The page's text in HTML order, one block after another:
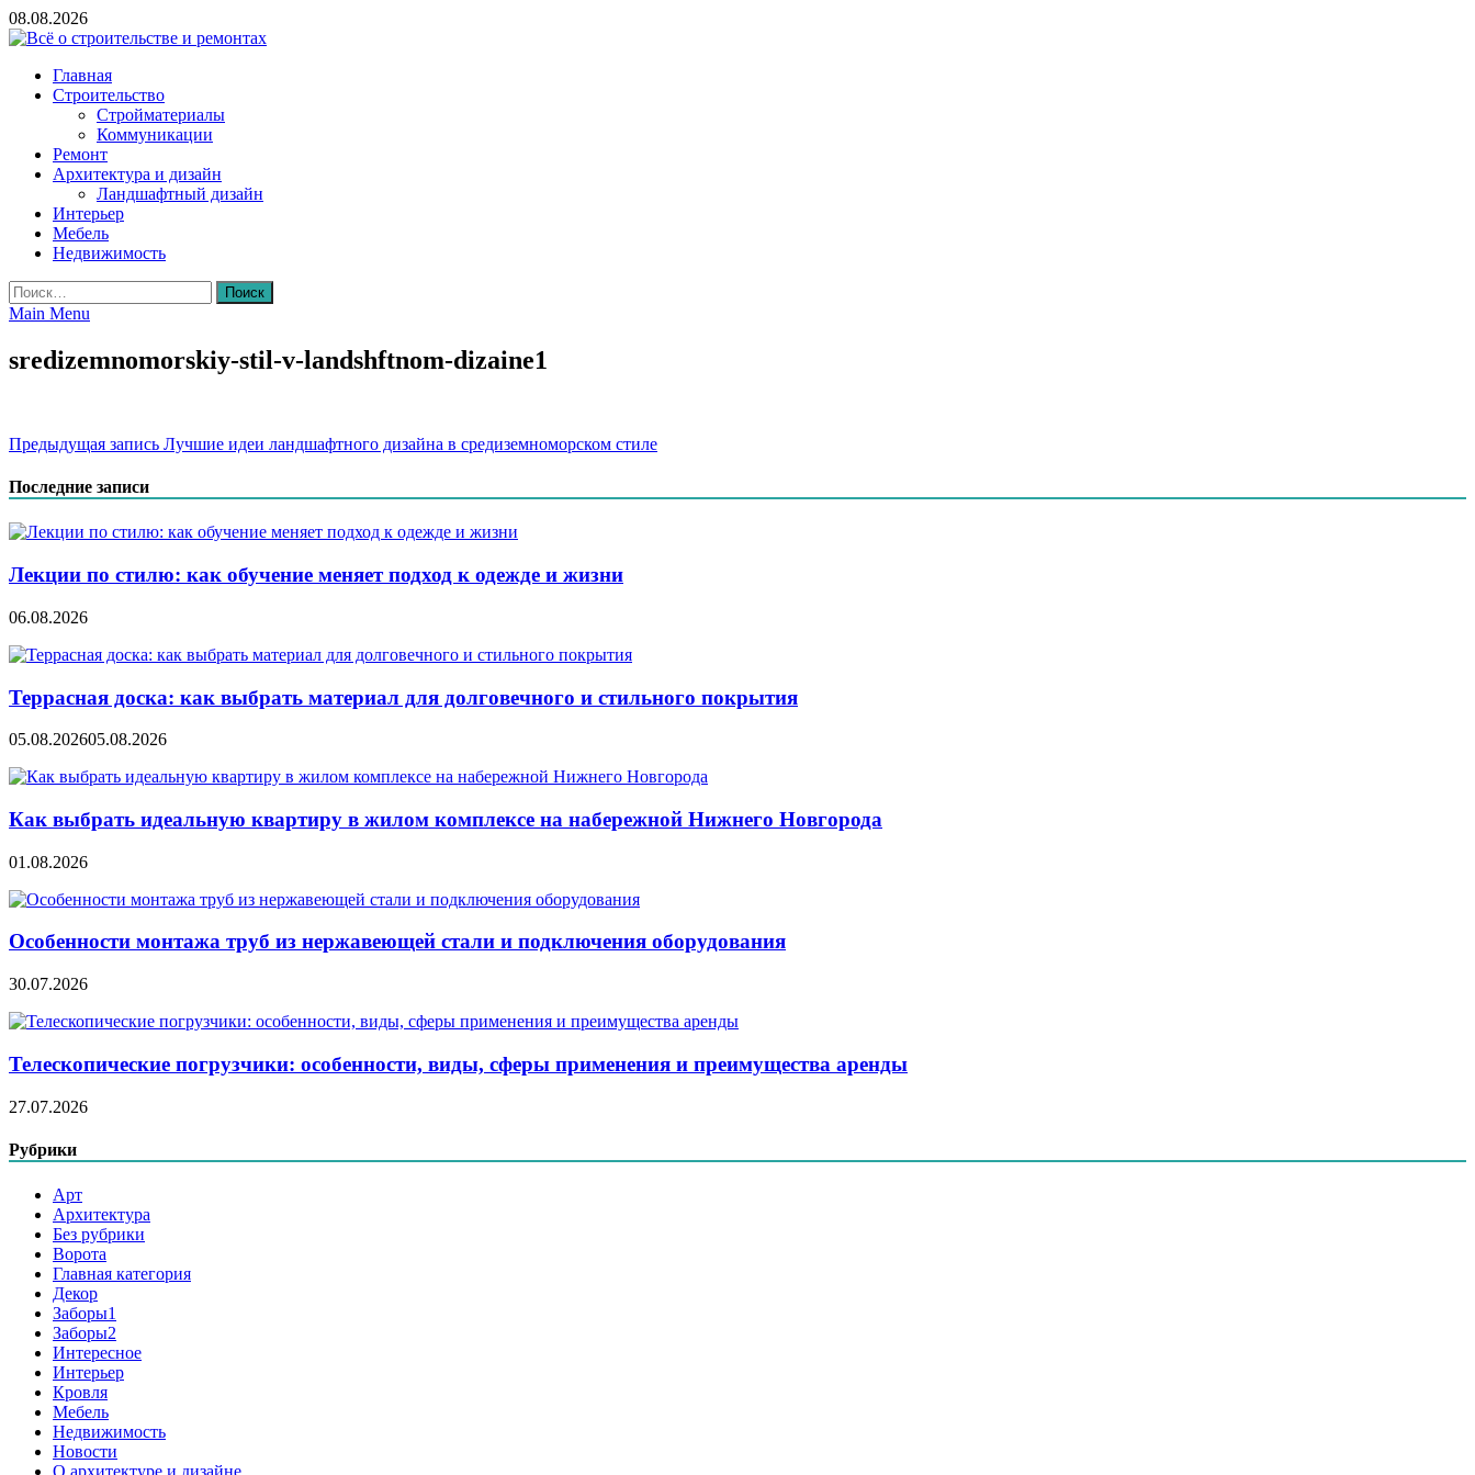
Skip
to
08.08.2026
Всё о строительстве и ремонтах
Главная
Строительство
Стройматериалы
Коммуникации
Ремонт
Архитектура и дизайн
Ландшафтный дизайн
Интерьер
Мебель
Недвижимость
Найти:
Main Menu
sredizemnomorskiy-stil-v-landshftnom-dizaine1
Навигация
по
записям
Предыдущая запись Лучшие идеи ландшафтного дизайна в средиземноморском стиле
Последние записи
Лекции по стилю: как обучение меняет подход к одежде и жизни
06.08.2026
Террасная доска: как выбрать материал для долговечного и стильного покрытия
05.08.202605.08.2026
Как выбрать идеальную квартиру в жилом комплексе на набережной Нижнего Новгорода
01.08.2026
Особенности монтажа труб из нержавеющей стали и подключения оборудования
30.07.2026
Телескопические погрузчики: особенности, виды, сферы применения и преимущества аренды
27.07.2026
Рубрики
Арт
Архитектура
Без рубрики
Ворота
Главная категория
Декор
Заборы1
Заборы2
Интересное
Интерьер
Кровля
Мебель
Недвижимость
Новости
О архитектуре и дизайне